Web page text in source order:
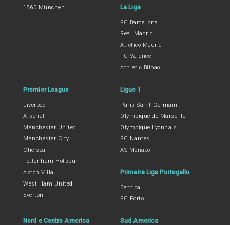
1860 München
La Liga
FC Barcellona
Real Madrid
Atletico Madrid
FC Valence
Athletic Bilbao
Premier League
Liverpool
Arsenal
Manchester United
Manchester City
Chelsea
Tottenham Hotspur
Aston Villa
West Ham United
Everton
Ligue 1
Paris Saint-Germain
Olympique de Marseille
Olympique Lyonnais
FC Nantes
AS Monaco
Primeira Liga Portogallo
Benfica
FC Porto
Nord e Centro America Sud America